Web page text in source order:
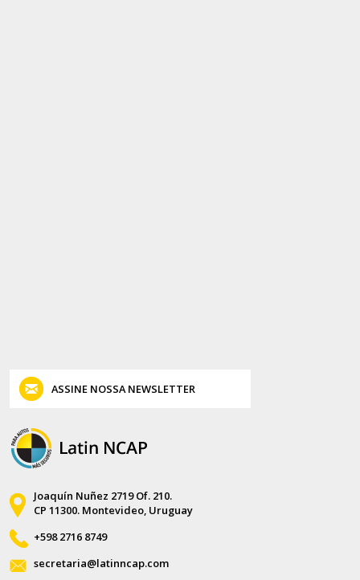
ASSINE NOSSA NEWSLETTER
Joaquín Nuñez 2719 Of. 210.
CP 11300. Montevideo, Uruguay
+598 2716 8749
secretaria@latinncap.com